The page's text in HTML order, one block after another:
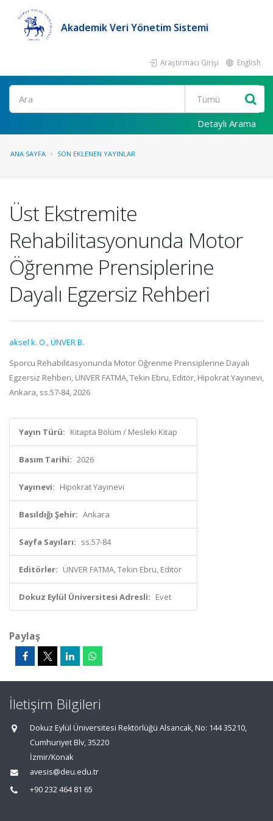
Akademik Veri Yönetim Sistemi
Araştırmacı Girişi English
Ara
Detaylı Arama
ANA SAYFA SON EKLENEN YAYINLAR
Üst Ekstremite
Rehabilitasyonunda Motor
Öğrenme Prensiplerine
Dayalı Egzersiz Rehberi
aksel k. O.,ÜNVER B.
Sporcu Rehabilitasyonunda Motor Öğrenme Prensiplerine Dayalı
Egzersiz Rehberi, ÜNVER FATMA, Tekin Ebru, Editör, Hipokrat Yayınevi,
Ankara, ss.57-84, 2026
Yayın Türü: Kitapta Bölüm / Mesleki Kitap
Basım Tarihi: 2026
Yayınevi: Hipokrat Yayınevi
Basıldığı Şehir: Ankara
Sayfa Sayıları: ss.57-84
Editörler: ÜNVER FATMA, Tekin Ebru, Editör
Dokuz Eylül Üniversitesi Adresli: Evet
Paylaş
İletişim Bilgileri
Dokuz Eylül Üniversitesi Rektörlüğü Alsancak, No: 144 35210,
Cumhuriyet Blv, 35220
İzmir/Konak
avesis@deu.edu.tr
+90 232 464 81 65